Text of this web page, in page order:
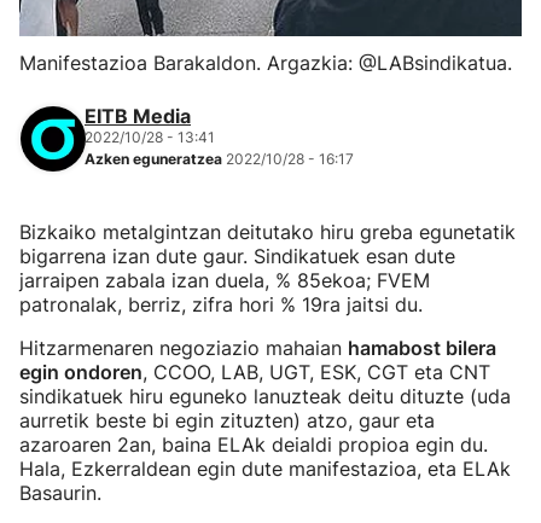
Manifestazioa Barakaldon. Argazkia: @LABsindikatua.
EITB Media
2022/10/28 - 13:41
Azken eguneratzea 2022/10/28 - 16:17
Bizkaiko metalgintzan deitutako hiru greba egunetatik
bigarrena izan dute gaur. Sindikatuek esan dute
jarraipen zabala izan duela, % 85ekoa; FVEM
patronalak, berriz, zifra hori % 19ra jaitsi du.
Hitzarmenaren negoziazio mahaian hamabost bilera
egin ondoren, CCOO, LAB, UGT, ESK, CGT eta CNT
sindikatuek hiru eguneko lanuzteak deitu dituzte (uda
aurretik beste bi egin zituzten) atzo, gaur eta
azaroaren 2an, baina ELAk deialdi propioa egin du.
Hala, Ezkerraldean egin dute manifestazioa, eta ELAk
Basaurin.